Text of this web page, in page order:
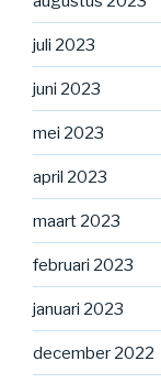
juli 2023
juni 2023
mei 2023
april 2023
maart 2023
februari 2023
januari 2023
december 2022